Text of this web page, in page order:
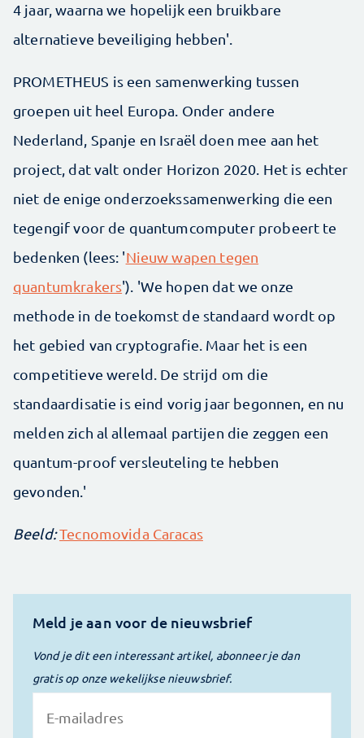
4 jaar, waarna we hopelijk een bruikbare
alternatieve beveiliging hebben'.
PROMETHEUS is een samenwerking tussen
groepen uit heel Europa. Onder andere
Nederland, Spanje en Israël doen mee aan het
project, dat valt onder Horizon 2020. Het is echter
niet de enige onderzoekssamenwerking die een
tegengif voor de quantumcomputer probeert te
bedenken (lees: 'Nieuw wapen tegen
quantumkrakers'). 'We hopen dat we onze
methode in de toekomst de standaard wordt op
het gebied van cryptografie. Maar het is een
competitieve wereld. De strijd om die
standaardisatie is eind vorig jaar begonnen, en nu
melden zich al allemaal partijen die zeggen een
quantum-proof versleuteling te hebben
gevonden.'
Beeld:Tecnomovida Caracas
Meld je aan voor de nieuwsbrief
Vond je dit een interessant artikel, abonneer je dan
gratis op onze wekelijkse nieuwsbrief.